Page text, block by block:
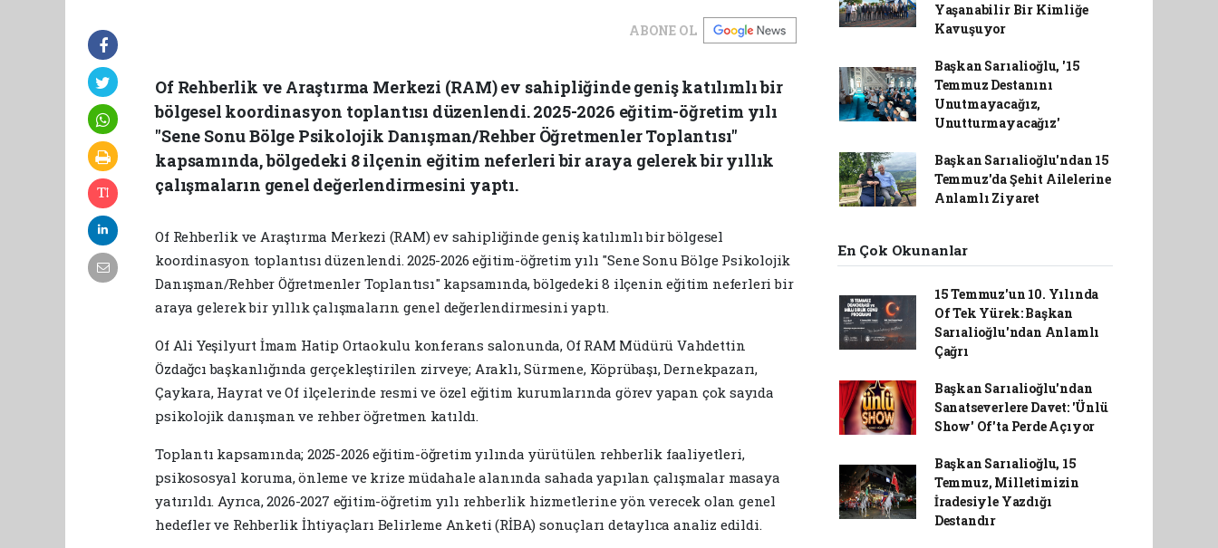
ABONE OL
Of Rehberlik ve Araştırma Merkezi (RAM) ev sahipliğinde geniş katılımlı bir
bölgesel koordinasyon toplantısı düzenlendi. 2025-2026 eğitim-öğretim yılı
"Sene Sonu Bölge Psikolojik Danışman/Rehber Öğretmenler Toplantısı"
kapsamında, bölgedeki 8 ilçenin eğitim neferleri bir araya gelerek bir yıllık
çalışmaların genel değerlendirmesini yaptı.
Of Rehberlik ve Araştırma Merkezi (RAM) ev sahipliğinde geniş katılımlı bir bölgesel
koordinasyon toplantısı düzenlendi. 2025-2026 eğitim-öğretim yılı "Sene Sonu Bölge Psikolojik
Danışman/Rehber Öğretmenler Toplantısı" kapsamında, bölgedeki 8 ilçenin eğitim neferleri bir
araya gelerek bir yıllık çalışmaların genel değerlendirmesini yaptı.
Of Ali Yeşilyurt İmam Hatip Ortaokulu konferans salonunda, Of RAM Müdürü Vahdettin
Özdağcı başkanlığında gerçekleştirilen zirveye; Araklı, Sürmene, Köprübaşı, Dernekpazarı,
Çaykara, Hayrat ve Of ilçelerinde resmi ve özel eğitim kurumlarında görev yapan çok sayıda
psikolojik danışman ve rehber öğretmen katıldı.
Toplantı kapsamında; 2025-2026 eğitim-öğretim yılında yürütülen rehberlik faaliyetleri,
psikososyal koruma, önleme ve krize müdahale alanında sahada yapılan çalışmalar masaya
yatırıldı. Ayrıca, 2026-2027 eğitim-öğretim yılı rehberlik hizmetlerine yön verecek olan genel
hedefler ve Rehberlik İhtiyaçları Belirleme Anketi (RİBA) sonuçları detaylıca analiz edildi.
Yaşanabilir Bir Kimliğe
Kavuşuyor
Başkan Sarıalioğlu, '15
Temmuz Destanını
Unutmayacağız,
Unutturmayacağız'
Başkan Sarıalioğlu'ndan 15
Temmuz'da Şehit Ailelerine
Anlamlı Ziyaret
En Çok Okunanlar
15 Temmuz'un 10. Yılında
Of Tek Yürek: Başkan
Sarıalioğlu'ndan Anlamlı
Çağrı
Başkan Sarıalioğlu'ndan
Sanatseverlere Davet: 'Ünlü
Show' Of'ta Perde Açıyor
Başkan Sarıalioğlu, 15
Temmuz, Milletimizin
İradesiyle Yazdığı
Destandır